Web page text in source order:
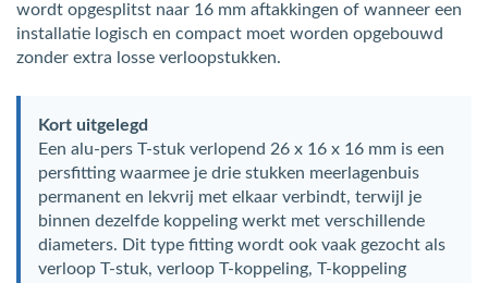
wordt opgesplitst naar 16 mm aftakkingen of wanneer een
installatie logisch en compact moet worden opgebouwd
zonder extra losse verloopstukken.
Kort uitgelegd
Een alu-pers T-stuk verlopend 26 x 16 x 16 mm is een
persfitting waarmee je drie stukken meerlagenbuis
permanent en lekvrij met elkaar verbindt, terwijl je
binnen dezelfde koppeling werkt met verschillende
diameters. Dit type fitting wordt ook vaak gezocht als
verloop T-stuk, verloop T-koppeling, T-koppeling